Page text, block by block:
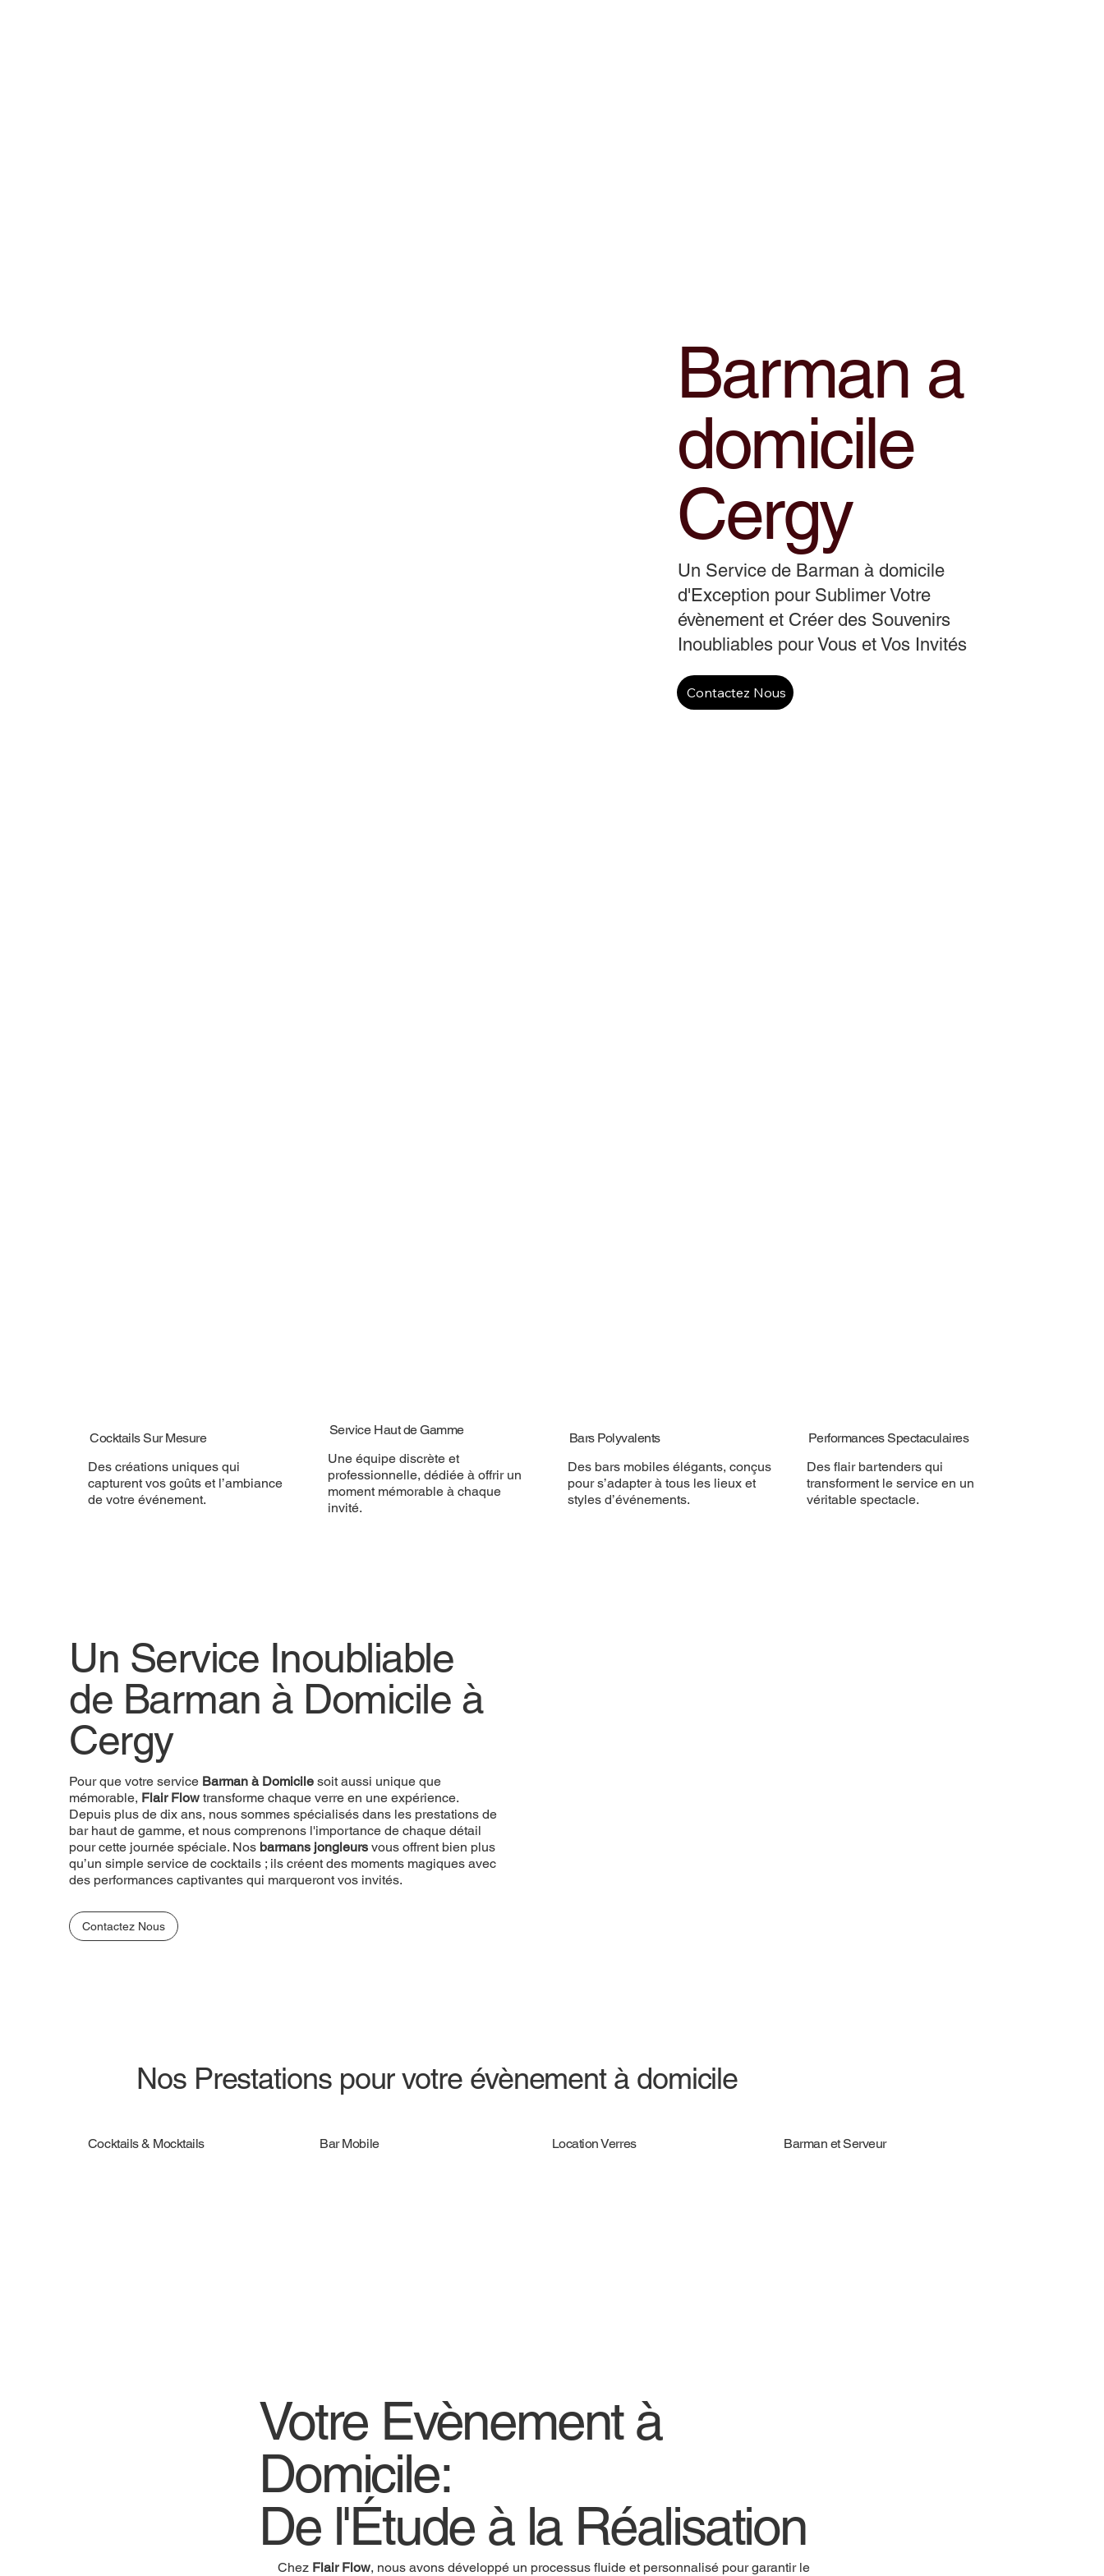
Barman a
domicile
Cergy
Un Service de Barman à domicile
d'Exception pour Sublimer Votre
évènement et Créer des Souvenirs
Inoubliables pour Vous et Vos Invités
Contactez Nous
Cocktails Sur Mesure
Des créations uniques qui
capturent vos goûts et l’ambiance
de votre événement.
Service Haut de Gamme
Une équipe discrète et
professionnelle, dédiée à offrir un
moment mémorable à chaque
invité.
Bars Polyvalents
Des bars mobiles élégants, conçus
pour s’adapter à tous les lieux et
styles d’événements.
Performances Spectaculaires
Des flair bartenders qui
transforment le service en un
véritable spectacle.
Un Service Inoubliable
de Barman à Domicile à
Cergy
Pour que votre service Barman à Domicile soit aussi unique que
mémorable, Flair Flow transforme chaque verre en une expérience.
Depuis plus de dix ans, nous sommes spécialisés dans les prestations de
bar haut de gamme, et nous comprenons l'importance de chaque détail
pour cette journée spéciale. Nos barmans jongleurs vous offrent bien plus
qu’un simple service de cocktails ; ils créent des moments magiques avec
des performances captivantes qui marqueront vos invités.
Contactez Nous
Nos Prestations pour votre évènement à domicile
Cocktails & Mocktails Bar Mobile Location Verres Barman et Serveur
Votre Evènement à
Domicile:
De l'Étude à la Réalisation
Chez Flair Flow, nous avons développé un processus fluide et personnalisé pour garantir le